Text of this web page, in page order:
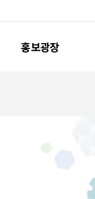
홍보광장